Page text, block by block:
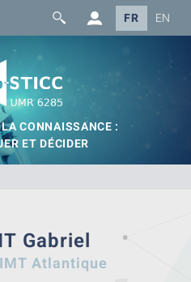
FR EN
CONNAISSANCE :
ET DÉCIDER
Gabriel
Atlantique